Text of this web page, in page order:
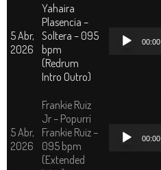
5 Abr,
2026
Yahaira
Plasencia –
Soltera – 095
bpm
(Redrum
Intro Outro)
Reproductor
00:00
5 Abr,
2026
Frankie Ruiz
Jr – Popurrí
Frankie Ruiz –
095 bpm
(Extended
Reproductor
00:00